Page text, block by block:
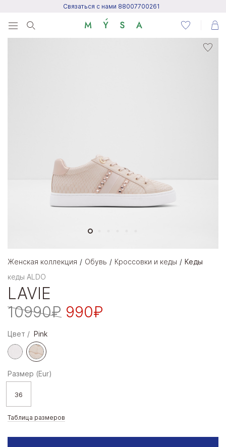
Связаться с нами 88007700261
Женская коллекция Обувь Кроссовки и кеды
Кеды
кеды ALDO
LAVIE
10990₽ 990₽
Цвет Pink
Размер (Eur)
36
Таблица размеров